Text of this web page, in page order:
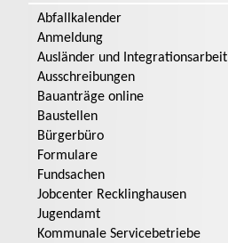
Abfallkalender
Anmeldung
Ausländer und Integrationsarbeit
Ausschreibungen
Bauanträge online
Baustellen
Bürgerbüro
Formulare
Fundsachen
Jobcenter Recklinghausen
Jugendamt
Kommunale Servicebetriebe